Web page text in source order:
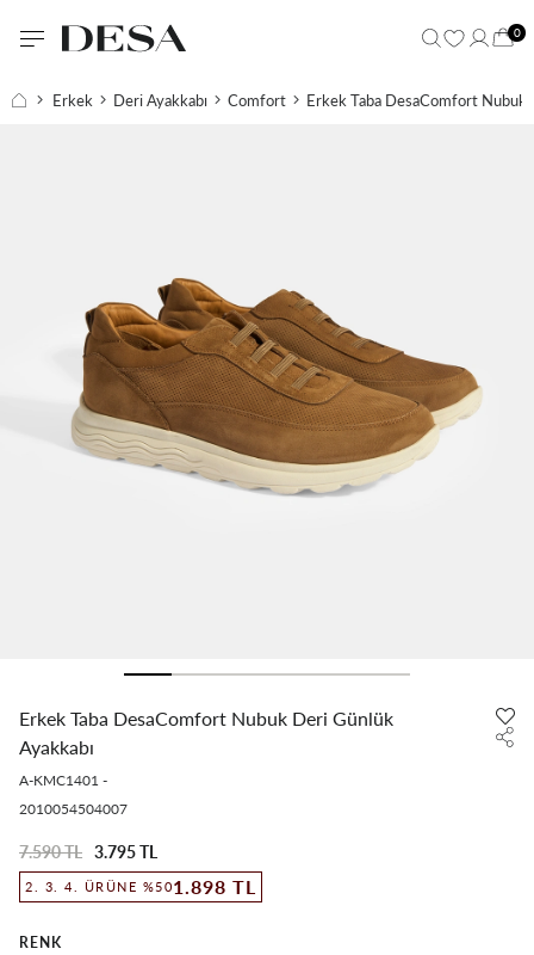
0
Erkek Deri Ayakkabı Comfort Erkek Taba DesaComfort Nubuk
Erkek Taba DesaComfort Nubuk Deri Günlük
Ayakkabı
A-KMC1401 -
2010054504007
7.590 TL 3.795 TL
2. 3. 4. ÜRÜNE %501.898 TL
RENK